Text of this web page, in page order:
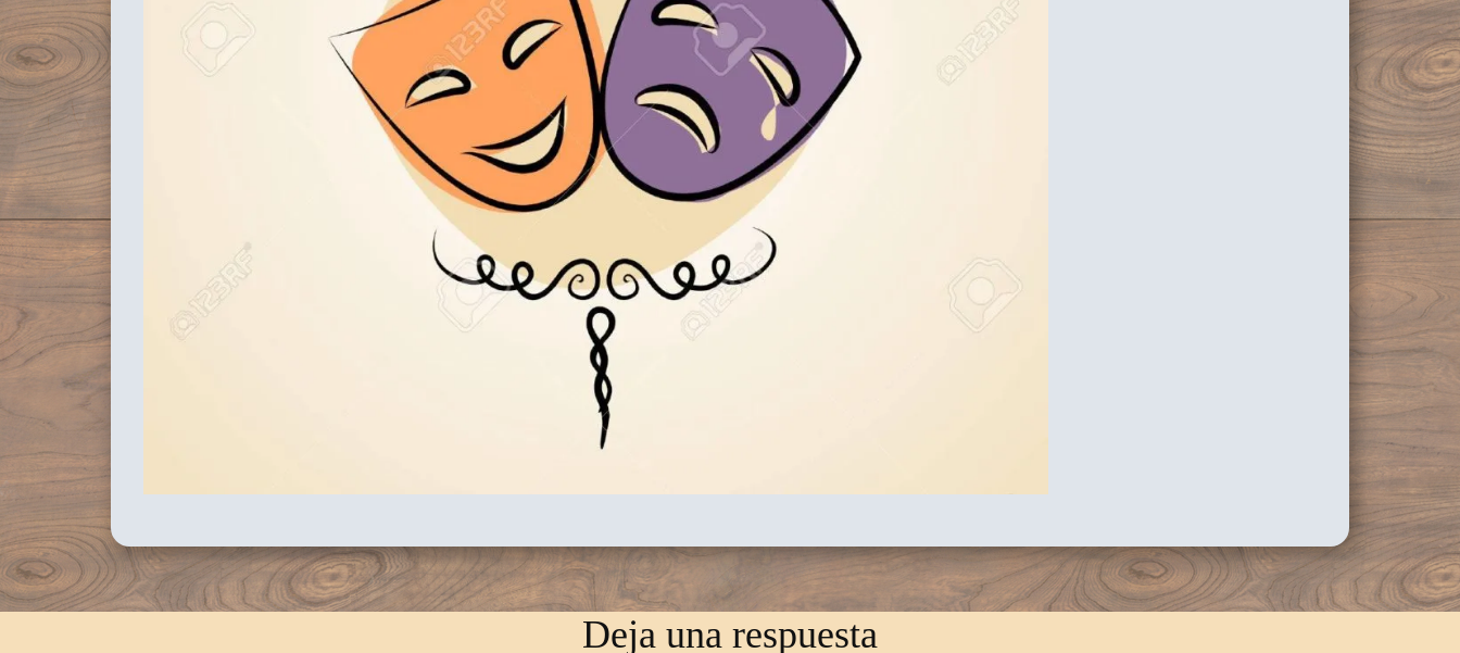
Deja una respuesta